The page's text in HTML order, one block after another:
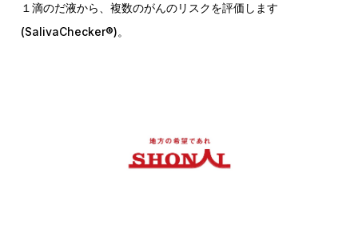
１滴のだ液から、複数のがんのリスクを評価します
(SalivaChecker®︎)。